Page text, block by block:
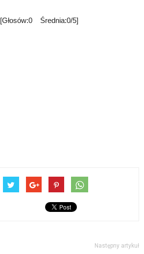
[Głosów:0 Średnia:0/5]
Następny artykuł